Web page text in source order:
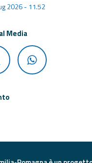
2026 - 11.52
Media